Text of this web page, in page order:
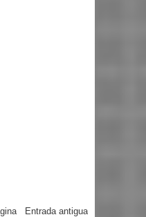
Entrada antigua